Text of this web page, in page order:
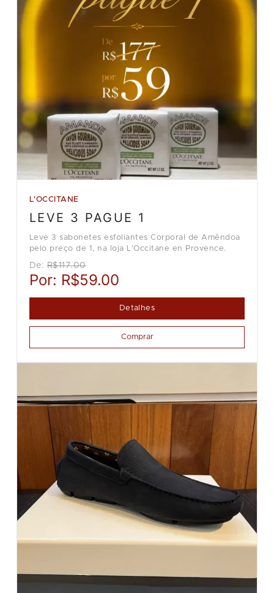
L'OCCITANE
LEVE 3 PAGUE 1
Leve 3 sabonetes esfoliantes Corporal de Amêndoa
pelo preço de 1, na loja L'Occitane en Provence.
De: R$117.00
Por: R$59.00
Detalhes
Comprar